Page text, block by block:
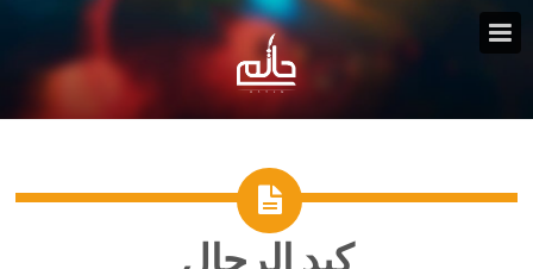
كيد الرجال